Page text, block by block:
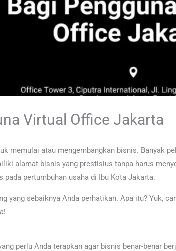
Virtual Office Jakarta
memulai atau mengembangkan bisnis. Banyak
alamat bisnis yang prestisius tanpa harus
pertumbuhan usaha di Ibu Kota Jakarta.
yang sebaiknya Anda perhatikan. Apa itu? Yuk,
perlu Anda terapkan agar bisnis benar-benar